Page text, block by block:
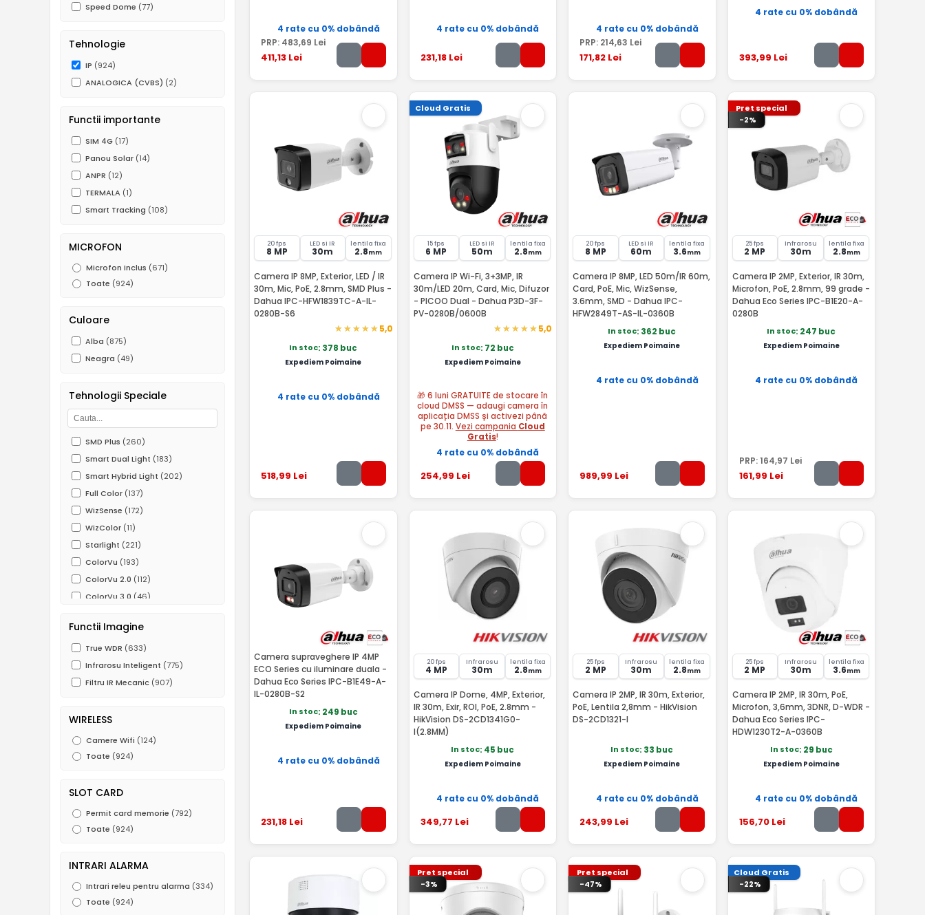
Speed Dome (77)
Tehnologie
IP (924)
ANALOGICA (CVBS) (2)
Functii importante
SIM 4G (17)
Panou Solar (14)
ANPR (12)
TERMALA (1)
Smart Tracking (108)
MICROFON
Microfon Inclus (671)
Toate (924)
Culoare
Alba (875)
Neagra (49)
Tehnologii Speciale
SMD Plus (260)
Smart Dual Light (183)
Smart Hybrid Light (202)
Full Color (137)
WizSense (172)
WizColor (11)
Starlight (221)
ColorVu (193)
ColorVu 2.0 (112)
ColorVu 3.0 (46)
AcuSense(318)
AcuSense 3.0(32)
Exir(57)
Darkfighter(80)
ROI(717)
(26)
Functii Imagine
True WDR (633)
Infrarosu Inteligent (775)
Filtru IR Mecanic (907)
WIRELESS
Camere Wifi (124)
Toate (924)
SLOT CARD
Permit card memorie (792)
Toate (924)
INTRARI ALARMA
Intrari releu pentru alarma (334)
Toate (924)
4 rate cu 0% dobândă
PRP: 483,69 Lei
411,13 Lei
4 rate cu 0% dobândă
231,18Lei
4 rate cu 0% dobândă
PRP: 214,63 Lei
171,82 Lei
4 rate cu 0% dobândă
393,99 Lei
20 fps
8 MP
LED si IR
30m
lentila fixa
2.8mm
Camera IP 8MP, Exterior, LED / IR
30m, Mic, PoE, 2.8mm, SMD Plus -
Dahua IPC-HFW1839TC-A-IL-
0280B-S6
5,0
In stoc: 378 buc
Expediem Poimaine
4 rate cu 0% dobândă
518,99 Lei
Cloud Gratis
15 fps
6 MP
LED si IR
50m
lentila fixa
2.8mm
Camera IP Wi-Fi, 3+3MP, IR
30m/LED 20m, Card, Mic, Difuzor
- PICOO Dual - Dahua P3D-3F-
PV-0280B/0600B
5,0
In stoc: 72 buc
Expediem Poimaine
🎁 6 luni GRATUITE de stocare în
cloud DMSS — adaugi camera în
aplicația DMSS și activezi până
pe 30.11. Vezi campania Cloud
Gratis!
4 rate cu 0% dobândă
254,99 Lei
20 fps
8 MP
LED si IR
60m
lentila fixa
3.6mm
Camera IP 8MP, LED 50m/IR 60m,
Card, PoE, Mic, WizSense,
3.6mm, SMD - Dahua IPC-
HFW2849T-AS-IL-0360B
In stoc: 362 buc
Expediem Poimaine
4 rate cu 0% dobândă
989,99 Lei
Pret special
-2%
25 fps
2 MP
Infrarosu
30m
lentila fixa
2.8mm
Camera IP 2MP, Exterior, IR 30m,
Microfon, PoE, 2.8mm, 99 grade -
Dahua Eco Series IPC-B1E20-A-
0280B
In stoc: 247 buc
Expediem Poimaine
4 rate cu 0% dobândă
PRP: 164,97 Lei
161,99 Lei
Camera supraveghere IP 4MP
ECO Series cu iluminare duala -
Dahua Eco Series IPC-B1E49-A-
IL-0280B-S2
In stoc: 249 buc
Expediem Poimaine
4 rate cu 0% dobândă
231,18 Lei
20 fps
4 MP
Infrarosu
30m
lentila fixa
2.8mm
Camera IP Dome, 4MP, Exterior,
IR 30m, Exir, ROI, PoE, 2.8mm -
HikVision DS-2CD1341G0-
I(2.8MM)
In stoc: 45 buc
Expediem Poimaine
4 rate cu 0% dobândă
349,77 Lei
25 fps
2 MP
Infrarosu
30m
lentila fixa
2.8mm
Camera IP 2MP, IR 30m, Exterior,
PoE, Lentila 2,8mm - HikVision
DS-2CD1321-I
In stoc: 33 buc
Expediem Poimaine
4 rate cu 0% dobândă
243,99 Lei
25 fps
2 MP
Infrarosu
30m
lentila fixa
3.6mm
Camera IP 2MP, IR 30m, PoE,
Microfon, 3,6mm, 3DNR, D-WDR -
Dahua Eco Series IPC-
HDW1230T2-A-0360B
In stoc: 29 buc
Expediem Poimaine
4 rate cu 0% dobândă
156,70Lei
Pret special
-3%
Pret special
-47%
Cloud Gratis
-22%